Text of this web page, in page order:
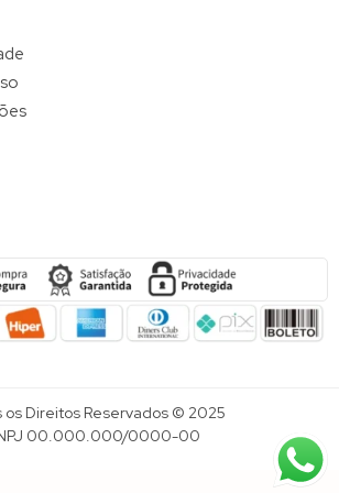
os Direitos Reservados © 2025
00.000.000/0000-00